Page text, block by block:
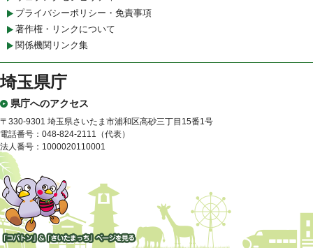
プライバシーポリシー・免責事項
著作権・リンクについて
関係機関リンク集
埼玉県庁
県庁へのアクセス
〒330-9301 埼玉県さいたま市浦和区高砂三丁目15番1号
電話番号：048-824-2111（代表）
法人番号：1000020110001
「コバトン」&「さいたまっ